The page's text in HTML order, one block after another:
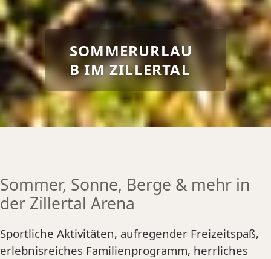
SOMMERURLAU
B IM ZILLERTAL
Sommer, Sonne, Berge & mehr in
der Zillertal Arena
Sportliche Aktivitäten, aufregender Freizeitspaß,
erlebnisreiches Familienprogramm, herrliches